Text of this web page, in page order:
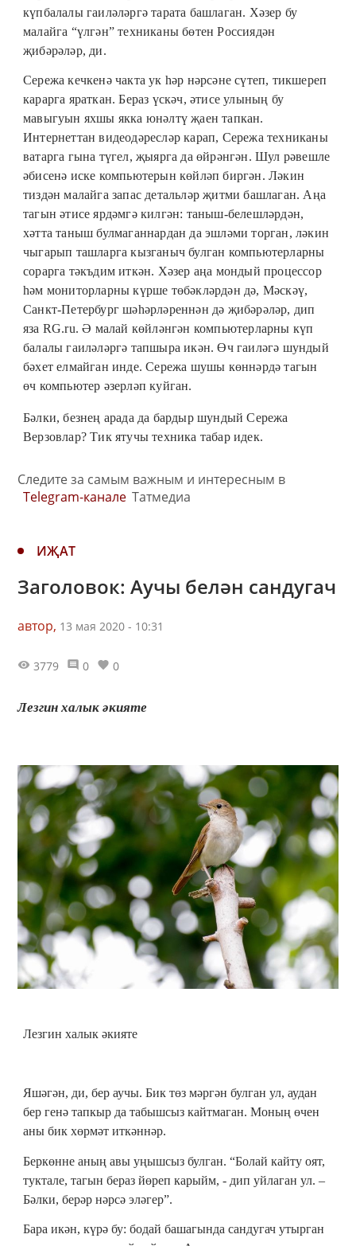
күпбалалы гаиләләргә тарата башлаган. Хәзер бу
малайга “үлгән” техниканы бөтен Россиядән
җибәрәләр, ди.
Сережа кечкенә чакта ук һәр нәрсәне сүтеп, тикшереп
карарга яраткан. Бераз үскәч, әтисе улының бу
мавыгуын яхшы якка юнәлтү җаен тапкан.
Интернеттан видеодәресләр карап, Сережа техниканы
ватарга гына түгел, җыярга да өйрәнгән. Шул рәвешле
әбисенә иске компьютерын көйләп биргән. Ләкин
тиздән малайга запас детальләр җитми башлаган. Аңа
тагын әтисе ярдәмгә килгән: таныш-белешләрдән,
хәтта таныш булмаганнардан да эшләми торган, ләкин
чыгарып ташларга кызганыч булган компьютерларны
сорарга тәкъдим иткән. Хәзер аңа мондый процессор
һәм мониторларны күрше төбәкләрдән дә, Мәскәү,
Санкт-Петербург шәһәрләреннән дә җибәрәләр, дип
яза RG.ru. Ә малай көйләнгән компьютерларны күп
балалы гаиләләргә тапшыра икән. Өч гаиләгә шундый
бәхет елмайган инде. Сережа шушы көннәрдә тагын
өч компьютер әзерләп куйган.
Бәлки, безнең арада да бардыр шундый Сережа
Верзовлар? Тик ятучы техника табар идек.
Следите за самым важным и интересным в
Telegram-канале Татмедиа
ИҖАТ
Заголовок: Аучы белән сандугач
автор, 13 мая 2020 - 10:31
3779 0 0
Лезгин халык әкияте
Лезгин халык әкияте
Яшәгән, ди, бер аучы. Бик төз мәргән булган ул, аудан
бер генә тапкыр да табышсыз кайтмаган. Моның өчен
аны бик хөрмәт иткәннәр.
Беркөнне аның авы уңышсыз булган. “Болай кайту оят,
туктале, тагын бераз йөреп карыйм, - дип уйлаган ул. –
Бәлки, берәр нәрсә эләгер”.
Бара икән, күрә бу: бодай башагында сандугач утырган